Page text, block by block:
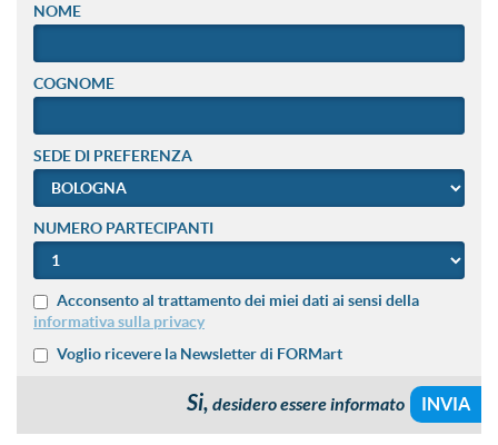
NOME
COGNOME
SEDE DI PREFERENZA
NUMERO PARTECIPANTI
Acconsento al trattamento dei miei dati ai sensi della
informativa sulla privacy
Voglio ricevere la Newsletter di FORMart
Si, desidero essere informato